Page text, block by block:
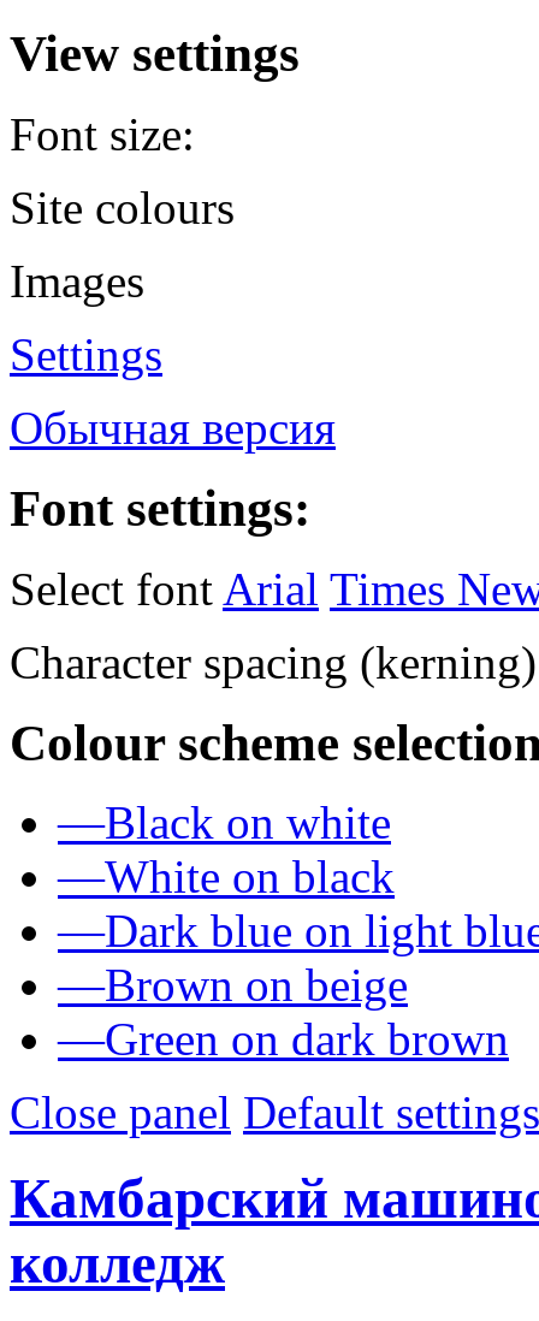
View settings
Font size:
Site colours
Images
Settings
Обычная версия
Font settings:
Select font Arial Times
Character spacing
Colour scheme
—Black on white
—White on black
—Dark blue on light
—Brown on beige
—Green on dark brown
Close panel Default settings
Камбарский
колледж